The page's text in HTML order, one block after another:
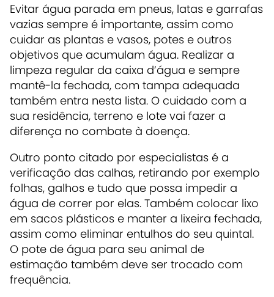
Evitar água parada em pneus, latas e garrafas
vazias sempre é importante, assim como
cuidar as plantas e vasos, potes e outros
objetivos que acumulam água. Realizar a
limpeza regular da caixa d’água e sempre
mantê-la fechada, com tampa adequada
também entra nesta lista. O cuidado com a
sua residência, terreno e lote vai fazer a
diferença no combate à doença.
Outro ponto citado por especialistas é a
verificação das calhas, retirando por exemplo
folhas, galhos e tudo que possa impedir a
água de correr por elas. Também colocar lixo
em sacos plásticos e manter a lixeira fechada,
assim como eliminar entulhos do seu quintal.
O pote de água para seu animal de
estimação também deve ser trocado com
frequência.